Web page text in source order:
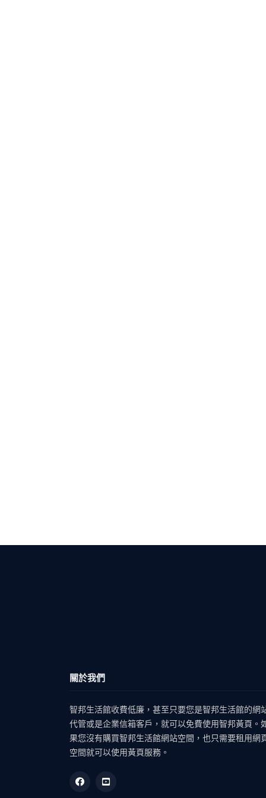
關於我們
智邦生活館收費低廉，甚至只要您是智邦生活館的網
代管或是企業信箱客戶，就可以免費使用智邦黃頁。
果您沒有購買智邦生活館網站空間，也只需要租用網
空間就可以使用黃頁服務。